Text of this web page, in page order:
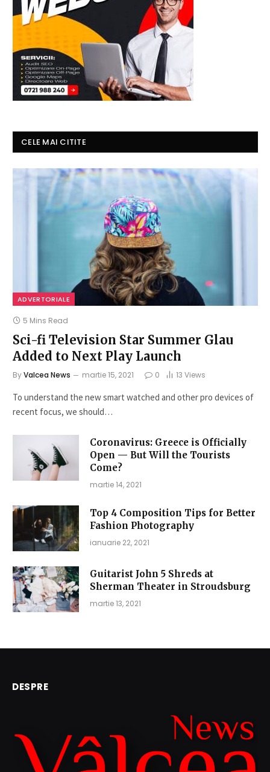
CELE MAI CITITE
ADVERTORIALE
5 Mins Read
Sci-fi Television Star Summer Glau
Added to Next Play Launch
ByValcea News martie 15, 2021 0 13 Views
To understand the new smart watched and other pro devices of
recent focus, we should…
Coronavirus: Greece is Officially
Open — But Will the Tourists
Come?
martie 14, 2021
Top 4 Composition Tips for Better
Fashion Photography
ianuarie 22, 2021
Guitarist John 5 Shreds at
Sherman Theater in Stroudsburg
martie 13, 2021
DESPRE